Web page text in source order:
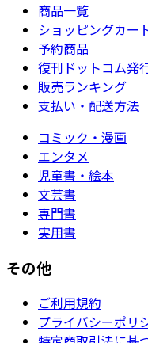
商品一覧
ショッピングカー
予約商品
復刊ドットコム発
販売ランキング
支払い・配送方法
コミック・漫画
エンタメ
児童書・絵本
文芸書
専門書
実用書
その他
ご利用規約
プライバシーポリ